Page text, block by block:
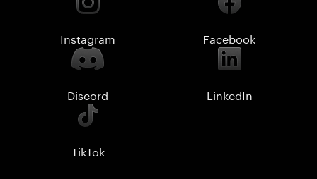
Instagram Facebook
Discord LinkedIn
TikTok